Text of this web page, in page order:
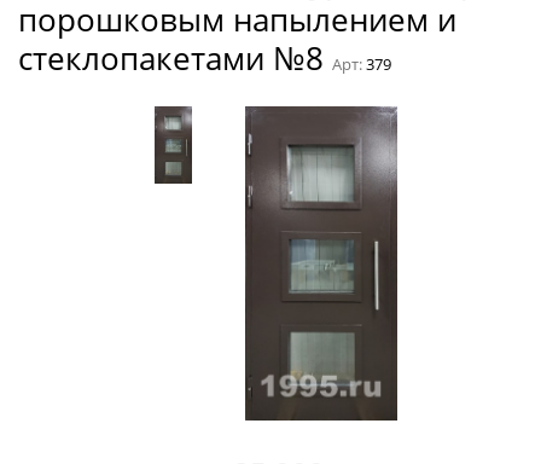
порошковым напылением и
стеклопакетами №8 Арт:379